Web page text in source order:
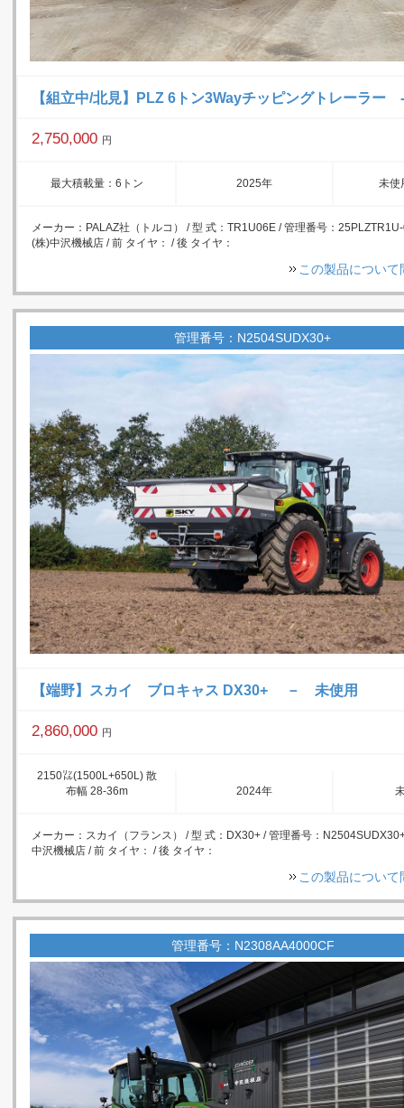
【組立中/北見】PLZ 6トン3Wayチッピングトレーラー
2,750,000 円
最大積載量：6トン 2025年 未使
メーカー：PALAZ社（トルコ） / 型 式：TR1U06E / 管理番号：
(株)中沢機械店 / 前 タイヤ： / 後 タイヤ：
この製品につい
管理番号：N2504SUDX30+
【端野】スカイ ブロキャス DX30+ － 未使用
2,860,000 円
2150㍑(1500L+650L) 散
布幅 28-36m
2024年
メーカー：スカイ（フランス） / 型 式：DX30+ / 管理番号：
中沢機械店 / 前 タイヤ： / 後 タイヤ：
この製品につい
管理番号：N2308AA4000CF